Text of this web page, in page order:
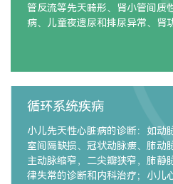
管反流等先天畸形、肾小管间质
病、儿童夜遗尿和排尿异常、肾
循环系统疾病
小儿先天性心脏病的诊断：如动
室间隔缺损、冠状动脉瘘、肺动
主动脉缩窄，二尖瓣狭窄，肺静
律失常的诊断和内科治疗；小儿